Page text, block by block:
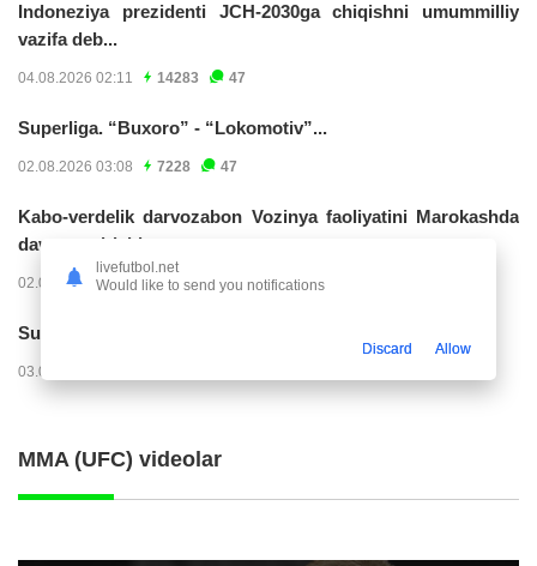
Indoneziya prezidenti JCH-2030ga chiqishni umummilliy
vazifa deb...
04.08.2026 02:11 14283 47
Superliga. “Buxoro” - “Lokomotiv”...
02.08.2026 03:08 7228 47
Kabo-verdelik darvozabon Vozinya faoliyatini Marokashda
davom ettirishi...
02.08.2026 01:08 3972 47
Superliga. "Dinamo" – "Neftchi" (matnli...
03.08.2026 20:32
MMA (UFC) videolar
livefutbol.net
Would like to send you notifications
Discard Allow